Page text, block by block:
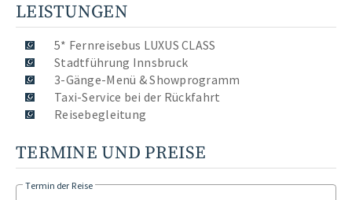
LEISTUNGEN
5* Fernreisebus LUXUS CLASS
Stadtführung Innsbruck
3-Gänge-Menü & Showprogramm
Taxi-Service bei der Rückfahrt
Reisebegleitung
TERMINE UND PREISE
Termin der Reise